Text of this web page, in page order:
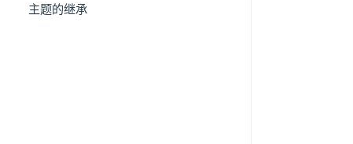
主题的继承